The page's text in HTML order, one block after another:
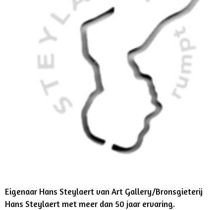
Eigenaar Hans Steylaert van Art Gallery/Bronsgieterij
Hans Steylaert met meer dan 50 jaar ervaring.